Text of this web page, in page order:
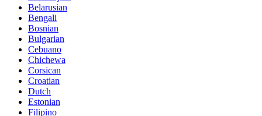
Belarusian
Bengali
Bosnian
Bulgarian
Cebuano
Chichewa
Corsican
Croatian
Dutch
Estonian
Filipino